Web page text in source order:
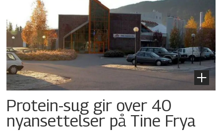
Protein-sug gir over 40
nyansettelser på Tine Frya